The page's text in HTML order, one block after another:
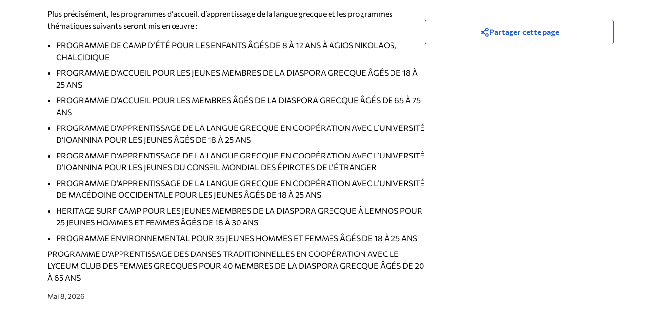
Plus précisément, les programmes d’accueil, d’apprentissage de la langue grecque et les programmes
thématiques suivants seront mis en œuvre :
PROGRAMME DE CAMP D’ÉTÉ POUR LES ENFANTS ÂGÉS DE 8 À 12 ANS À AGIOS NIKOLAOS,
CHALCIDIQUE
PROGRAMME D’ACCUEIL POUR LES JEUNES MEMBRES DE LA DIASPORA GRECQUE ÂGÉS DE 18 À
25 ANS
PROGRAMME D’ACCUEIL POUR LES MEMBRES ÂGÉS DE LA DIASPORA GRECQUE ÂGÉS DE 65 À 75
ANS
PROGRAMME D’APPRENTISSAGE DE LA LANGUE GRECQUE EN COOPÉRATION AVEC L’UNIVERSITÉ
D’IOANNINA POUR LES JEUNES ÂGÉS DE 18 À 25 ANS
PROGRAMME D’APPRENTISSAGE DE LA LANGUE GRECQUE EN COOPÉRATION AVEC L’UNIVERSITÉ
D’IOANNINA POUR LES JEUNES DU CONSEIL MONDIAL DES ÉPIROTES DE L’ÉTRANGER
PROGRAMME D’APPRENTISSAGE DE LA LANGUE GRECQUE EN COOPÉRATION AVEC L’UNIVERSITÉ
DE MACÉDOINE OCCIDENTALE POUR LES JEUNES ÂGÉS DE 18 À 25 ANS
HERITAGE SURF CAMP POUR LES JEUNES MEMBRES DE LA DIASPORA GRECQUE À LEMNOS POUR
25 JEUNES HOMMES ET FEMMES ÂGÉS DE 18 À 30 ANS
PROGRAMME ENVIRONNEMENTAL POUR 35 JEUNES HOMMES ET FEMMES ÂGÉS DE 18 À 25 ANS
PROGRAMME D’APPRENTISSAGE DES DANSES TRADITIONNELLES EN COOPÉRATION AVEC LE
LYCEUM CLUB DES FEMMES GRECQUES POUR 40 MEMBRES DE LA DIASPORA GRECQUE ÂGÉS DE 20
À 65 ANS
Mai 8, 2026
Partager cette page